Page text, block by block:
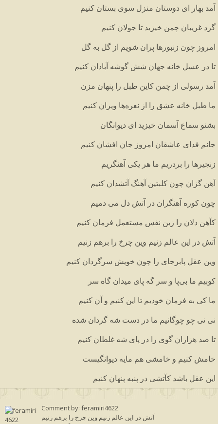
آمد بهار ای دوستان منزل سوی بستان کنیم
گرد غریبان چمن خیزید تا جولان کنیم
امروز چون زنبورها پران شویم از گل به گل
تا در عسل خانه جهان شش گوشه آبادان کنیم
آمد رسولی از چمن کاین طبل را پنهان مزن
ما طبل خانه عشق را از نعره‌ها ویران کنیم
بشنو سماع آسمان خیزید ای دیوانگان
جانم فدای عاشقان امروز جان افشان کنیم
زنجیرها را بردریم ما هر یکی آهنگریم
آهن گزان چون کلبتین آهنگ آتشدان کنیم
چون کوره آهنگران در آتش دل می دمیم
کآهن دلان را زین نفس مستعمل فرمان کنیم
آتش در این عالم زنیم وین چرخ را برهم زنیم
وین عقل پابرجای را چون خویش سرگردان کنیم
کوبیم ما بی‌پا و سر گه پای میدان گاه سر
ما کی به فرمان خودیم تا این کنیم و آن کنیم
نی نی چو چوگانیم ما در دست شه گردان شده
تا صد هزاران گوی را در پای شه غلطان کنیم
خامش کنیم و خامشی هم مایه دیوانگیست
این عقل باشد کآتشی در پنبه پنهان کنیم
Comment by: feramiri4622
آتش در این عالم زنیم وین چرخ را برهم زنیم